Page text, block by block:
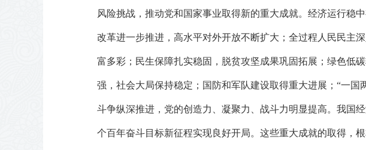
风险挑战，推动党和国家事业取得新的重大成就。经济运行稳
改革进一步推进，高水平对外开放不断扩大；全过程人民民主
富多彩；民生保障扎实稳固，脱贫攻坚成果巩固拓展；绿色低
强，社会大局保持稳定；国防和军队建设取得重大进展；“一
斗争纵深推进，党的创造力、凝聚力、战斗力明显提高。我国
个百年奋斗目标新征程实现良好开局。这些重大成就的取得，